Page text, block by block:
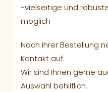
-vielseitige und
möglich
Nach Ihrer Bestellung
Kontakt auf.
Wir sind Ihnen gerne
Auswahl behilflich.